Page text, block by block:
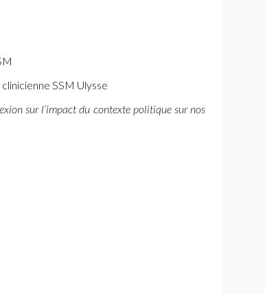
clinicienne SSM Ulysse
sur l’impact du contexte politique sur nos